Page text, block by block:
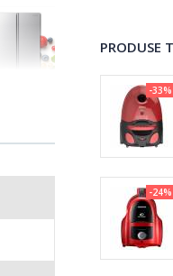
PRODUSE
-33%
-24%